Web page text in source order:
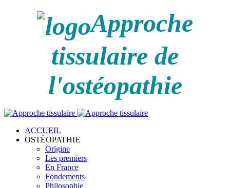
Approche
tissulaire de
l'ostéopathie
ACCUEIL
OSTÉOPATHIE
Origine
Les premiers
En France
Fondements
Philosophie